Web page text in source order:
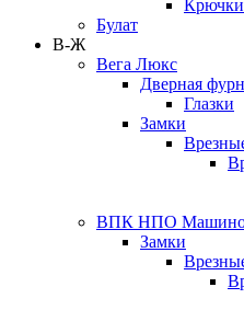
Булат
В-Ж
Вега Люкс
Дверная
Глазки
Замки
ВПК НПО
Замки